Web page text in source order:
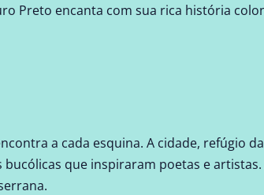
Preto encanta com sua rica história
a cada esquina. A cidade, refúgio
que inspiraram poetas e